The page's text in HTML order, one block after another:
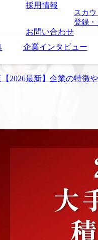
採用情報
お問い合わせ
スカ
登録・
企業インタビュー
2026最新】企業の特徴